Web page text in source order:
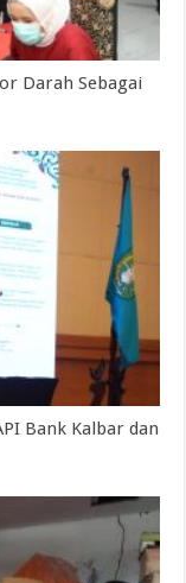
Darah Sebagai
Bank Kalbar dan